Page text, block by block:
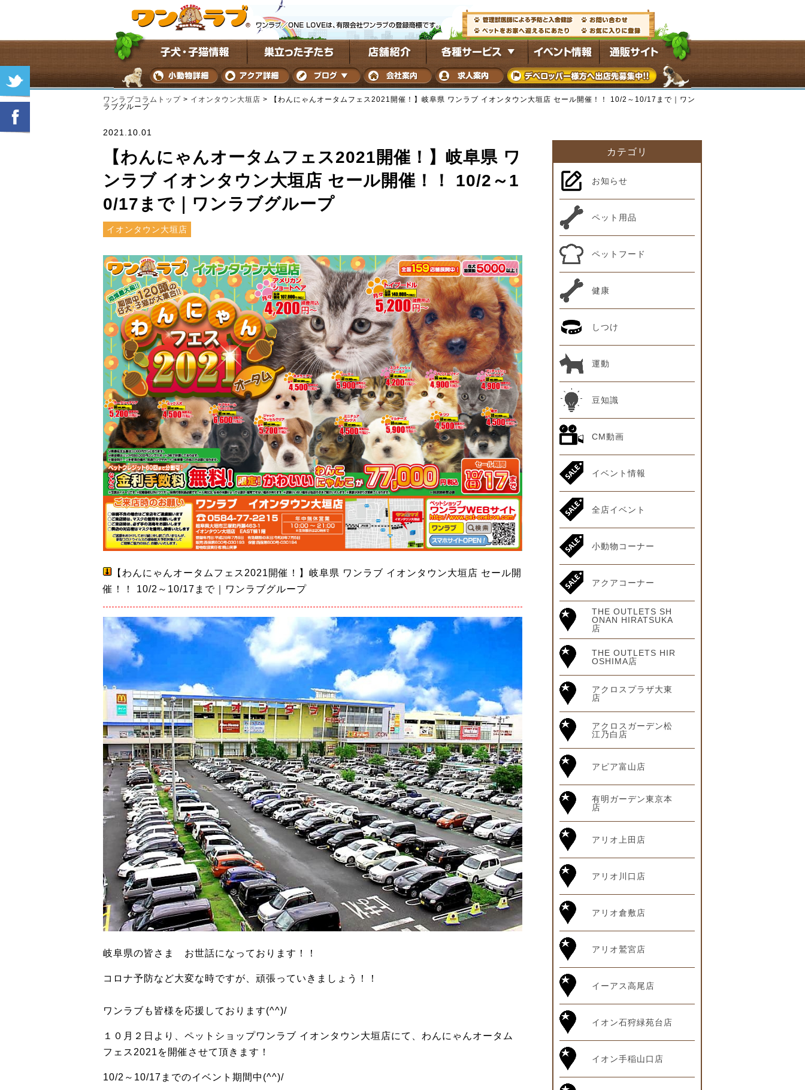
ワンラブコラムトップ > イオンタウン大垣店 >
【わんにゃんオータムフェス2021開催！】岐阜県 ワンラブ イオンタウン大垣店 セール開催！！ 10/2～10/17まで｜ワン
ラブグループ
2021.10.01
【わんにゃんオータムフェス2021開催！】岐阜県 ワ
ンラブ イオンタウン大垣店 セール開催！！ 10/2～1
0/17まで｜ワンラブグループ
イオンタウン大垣店
【わんにゃんオータムフェス2021開催！】岐阜県 ワンラブ イオンタウン大垣店 セール開
催！！ 10/2～10/17まで｜ワンラブグループ
岐阜県の皆さま お世話になっております！！
コロナ予防など大変な時ですが、頑張っていきましょう！！
ワンラブも皆様を応援しております(^^)/
１０月２日より、ペットショップワンラブ イオンタウン大垣店にて、わんにゃんオータム
フェス2021を開催させて頂きます！
10/2～10/17までのイベント期間中(^^)/
カテゴリ
お知らせ
ペット用品
ペットフード
健康
しつけ
運動
豆知識
CM動画
イベント情報
全店イベント
小動物コーナー
アクアコーナー
THE OUTLETS SH
ONAN HIRATSUKA
店
THE OUTLETS HIR
OSHIMA店
アクロスプラザ大東
店
アクロスガーデン松
江乃白店
アピア富山店
有明ガーデン東京本
店
アリオ上田店
アリオ川口店
アリオ倉敷店
アリオ鷲宮店
イーアス高尾店
イオン石狩緑苑台店
イオン手稲山口店